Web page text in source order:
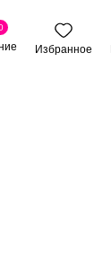
Избранное